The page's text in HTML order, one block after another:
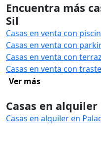
Encuentra más
Sil
Casas en venta con
Casas en venta con
Casas en venta con
Casas en venta con
Ver más
Casas en
Casas en alquiler en